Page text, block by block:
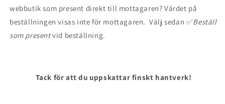
webbutik som present direkt till mottagaren? Värdet på
beställningen visas inte för mottagaren. Välj sedan ✅Beställ
som presentvid beställning.
Tack för att du uppskattar finskt hantverk!